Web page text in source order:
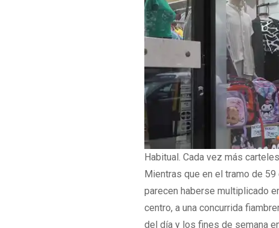
Habitual. Cada vez más
Mientras que en el tramo de
parecen haberse multiplicado
centro, a una concurrida
del día y los fines de semana